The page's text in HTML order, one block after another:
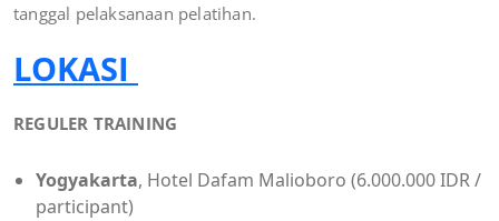
tanggal pelaksanaan pelatihan.
LOKASI
REGULER TRAINING
Yogyakarta, Hotel Dafam Malioboro (6.000.000 IDR /
participant)